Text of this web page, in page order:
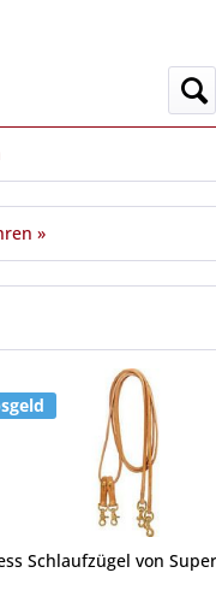
»
Schlaufzügel von